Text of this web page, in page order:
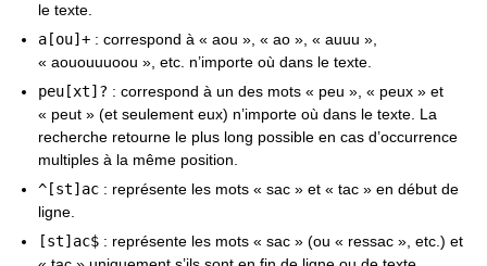
le texte.
a[ou]+ : correspond à « aou », « ao », « auuu »,
« aououuuoou », etc. n’importe où dans le texte.
peu[xt]? : correspond à un des mots « peu », « peux » et
« peut » (et seulement eux) n’importe où dans le texte. La
recherche retourne le plus long possible en cas d’occurrence
multiples à la même position.
^[st]ac : représente les mots « sac » et « tac » en début de
ligne.
[st]ac$ : représente les mots « sac » (ou « ressac », etc.) et